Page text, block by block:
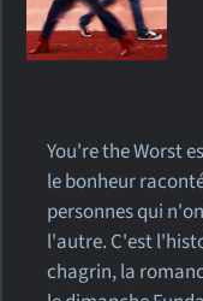
You're the Worst
le bonheur
personnes qui
l'autre. C'est
chagrin, la